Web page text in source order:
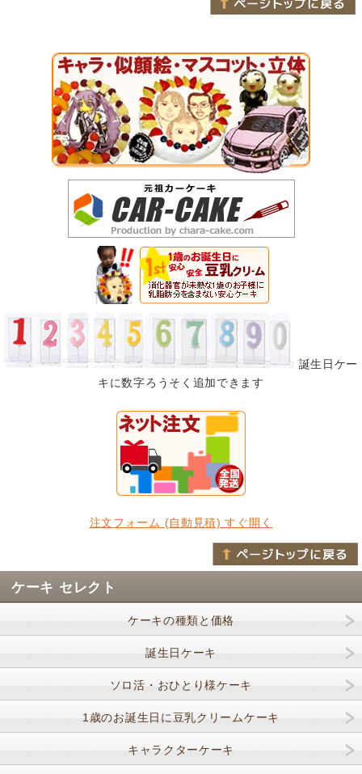
誕生日ケー
キに数字ろうそく追加できます
注文フォーム (自動見積) すぐ開く
ケーキ セレクト
ケーキの種類と価格
誕生日ケーキ
ソロ活・おひとり様ケーキ
1歳のお誕生日に豆乳クリームケーキ
キャラクターケーキ